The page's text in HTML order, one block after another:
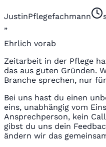
JustinPflegefachmann
„
Ehrlich vorab
Zeitarbeit in der Pflege
das aus guten Gründen.
Branche sprechen, nur
Bei uns hast du einen
eins, unabhängig vom
Ansprechperson, kein
gibst du uns dein
ändern wir das